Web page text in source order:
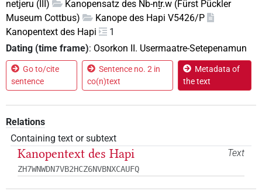
netjeru (III)
Kanopensatz des Nb-nṯr.w (Fürst Pückler
Museum Cottbus)
Kanope des Hapi V5426/P
Kanopentext des Hapi
1
Dating (time frame): Osorkon II. Usermaatre-Setepenamun
Go to/cite
sentence
Sentence no. 2 in
co(n)text
Metadata of
the text
Relations
Containing text or subtext
Text
Kanopentext des Hapi
ZH7WNWDN7VB2HCZ6NVBNXCAUFQ